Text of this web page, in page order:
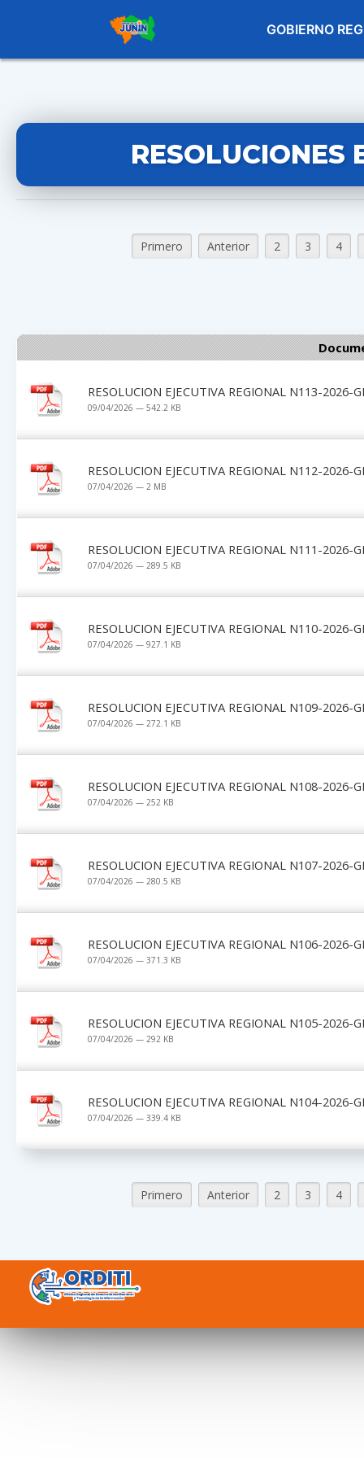
GOBIERNO
RESOLUCIONES
Primero Anterior 2 3 4
RESOLUCION EJECUTIVA REGIONAL N113-2026-
09/04/2026 — 542.2 KB
RESOLUCION EJECUTIVA REGIONAL N112-2026-
07/04/2026 — 2 MB
RESOLUCION EJECUTIVA REGIONAL N111-2026-
07/04/2026 — 289.5 KB
RESOLUCION EJECUTIVA REGIONAL N110-2026-
07/04/2026 — 927.1 KB
RESOLUCION EJECUTIVA REGIONAL N109-2026-
07/04/2026 — 272.1 KB
RESOLUCION EJECUTIVA REGIONAL N108-2026-
07/04/2026 — 252 KB
RESOLUCION EJECUTIVA REGIONAL N107-2026-
07/04/2026 — 280.5 KB
RESOLUCION EJECUTIVA REGIONAL N106-2026-
07/04/2026 — 371.3 KB
RESOLUCION EJECUTIVA REGIONAL N105-2026-
07/04/2026 — 292 KB
RESOLUCION EJECUTIVA REGIONAL N104-2026-
07/04/2026 — 339.4 KB
Primero Anterior 2 3 4